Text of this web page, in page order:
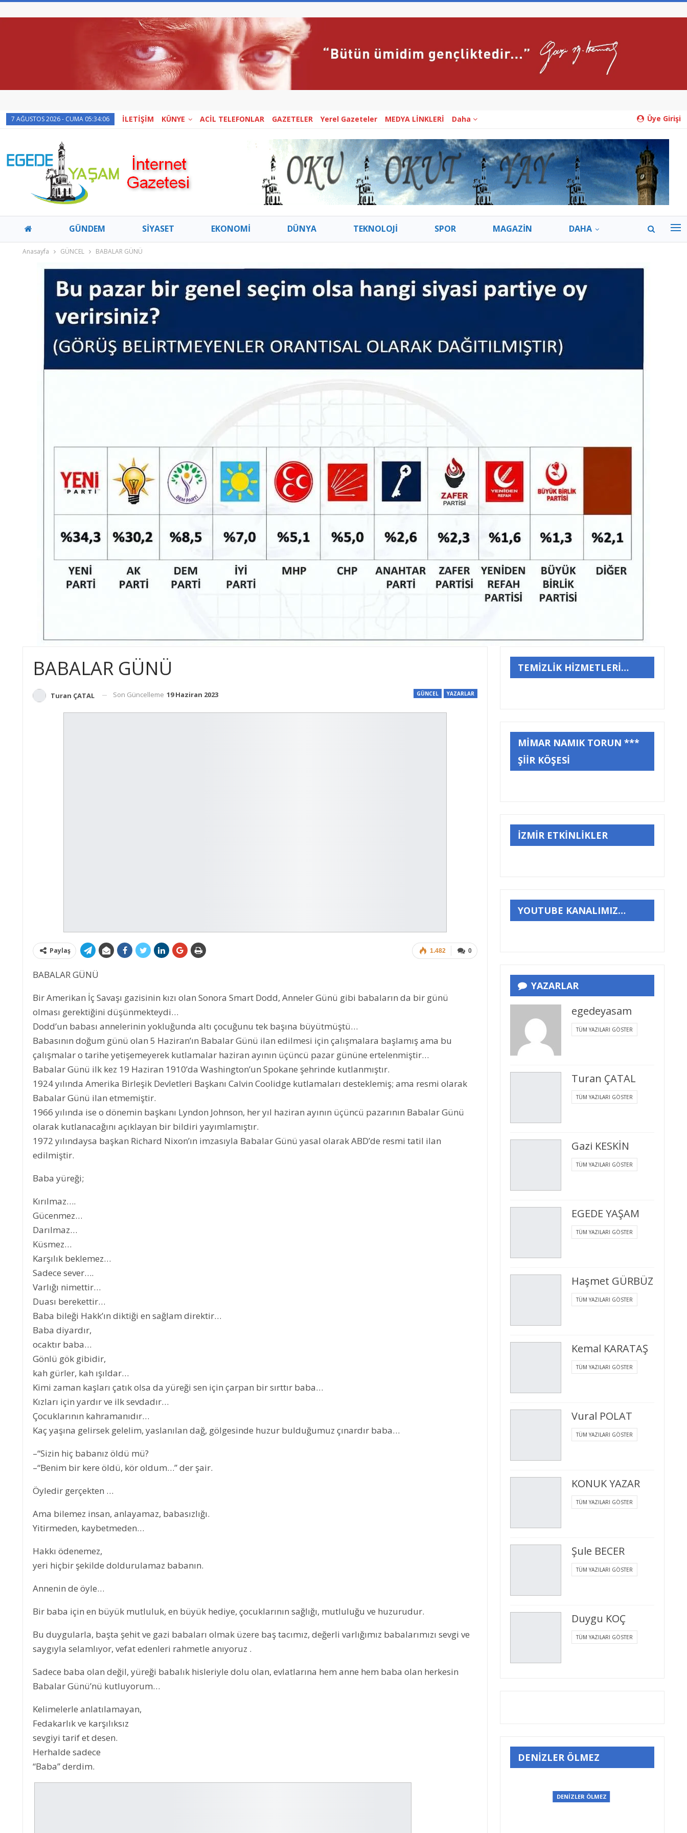
Üye Girişi
7 AĞUSTOS 2026 - CUMA 05:34:06 İLETİŞİM KÜNYE ACİL TELEFONLAR GAZETELER Yerel Gazeteler MEDYA LİNKLERİ Daha
GÜNDEM SİYASET EKONOMİ DÜNYA TEKNOLOJİ SPOR MAGAZİN DAHA
Anasayfa GÜNCEL BABALAR GÜNÜ
BABALAR GÜNÜ
GÜNCEL YAZARLAR
Turan ÇATAL Son Güncelleme 19 Haziran 2023
0
1.482
Paylaş
BABALAR GÜNÜ
Bir Amerikan İç Savaşı gazisinin kızı olan Sonora Smart Dodd, Anneler Günü gibi babaların da bir günü
olması gerektiğini düşünmekteydi…
Dodd’un babası annelerinin yokluğunda altı çocuğunu tek başına büyütmüştü…
Babasının doğum günü olan 5 Haziran’ın Babalar Günü ilan edilmesi için çalışmalara başlamış ama bu
çalışmalar o tarihe yetişemeyerek kutlamalar haziran ayının üçüncü pazar gününe ertelenmiştir…
Babalar Günü ilk kez 19 Haziran 1910’da Washington’un Spokane şehrinde kutlanmıştır.
1924 yılında Amerika Birleşik Devletleri Başkanı Calvin Coolidge kutlamaları desteklemiş; ama resmi olarak
Babalar Günü ilan etmemiştir.
1966 yılında ise o dönemin başkanı Lyndon Johnson, her yıl haziran ayının üçüncü pazarının Babalar Günü
olarak kutlanacağını açıklayan bir bildiri yayımlamıştır.
1972 yılındaysa başkan Richard Nixon’ın imzasıyla Babalar Günü yasal olarak ABD’de resmi tatil ilan
edilmiştir.
Baba yüreği;
Kırılmaz….
Gücenmez…
Darılmaz…
Küsmez…
Karşılık beklemez…
Sadece sever….
Varlığı nimettir…
Duası berekettir…
Baba bileği Hakk’ın diktiği en sağlam direktir…
Baba diyardır,
ocaktır baba…
Gönlü gök gibidir,
kah gürler, kah ışıldar…
Kimi zaman kaşları çatık olsa da yüreği sen için çarpan bir sırttır baba…
Kızları için yardır ve ilk sevdadır…
Çocuklarının kahramanıdır…
Kaç yaşına gelirsek gelelim, yaslanılan dağ, gölgesinde huzur bulduğumuz çınardır baba…
–“Sizin hiç babanız öldü mü?
–“Benim bir kere öldü, kör oldum…” der şair.
Öyledir gerçekten …
Ama bilemez insan, anlayamaz, babasızlığı.
Yitirmeden, kaybetmeden…
Hakkı ödenemez,
yeri hiçbir şekilde doldurulamaz babanın.
Annenin de öyle…
Bir baba için en büyük mutluluk, en büyük hediye, çocuklarının sağlığı, mutluluğu ve huzurudur.
Bu duygularla, başta şehit ve gazi babaları olmak üzere baş tacımız, değerli varlığımız babalarımızı sevgi ve
saygıyla selamlıyor, vefat edenleri rahmetle anıyoruz .
Sadece baba olan değil, yüreği babalık hisleriyle dolu olan, evlatlarına hem anne hem baba olan herkesin
Babalar Günü’nü kutluyorum…
Kelimelerle anlatılamayan,
Fedakarlık ve karşılıksız
sevgiyi tarif et desen.
Herhalde sadece
“Baba” derdim.
TEMİZLİK HİZMETLERİ…
MİMAR NAMIK TORUN ***
ŞİİR KÖŞESİ
İZMİR ETKİNLİKLER
YOUTUBE KANALIMIZ…
YAZARLAR
egedeyasam
TÜM YAZILARI GÖSTER
Turan ÇATAL
TÜM YAZILARI GÖSTER
Gazi KESKİN
TÜM YAZILARI GÖSTER
EGEDE YAŞAM
TÜM YAZILARI GÖSTER
Haşmet GÜRBÜZ
TÜM YAZILARI GÖSTER
Kemal KARATAŞ
TÜM YAZILARI GÖSTER
Vural POLAT
TÜM YAZILARI GÖSTER
KONUK YAZAR
TÜM YAZILARI GÖSTER
Şule BECER
TÜM YAZILARI GÖSTER
Duygu KOÇ
TÜM YAZILARI GÖSTER
DENİZLER ÖLMEZ
DENİZLER ÖLMEZ